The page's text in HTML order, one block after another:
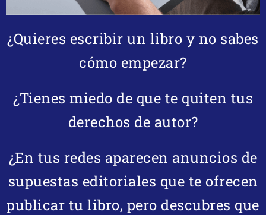
¿Quieres escribir un libro y no sabes
cómo empezar?
¿Tienes miedo de que te quiten tus
derechos de autor?
¿En tus redes aparecen anuncios de
supuestas editoriales que te ofrecen
publicar tu libro, pero descubres que